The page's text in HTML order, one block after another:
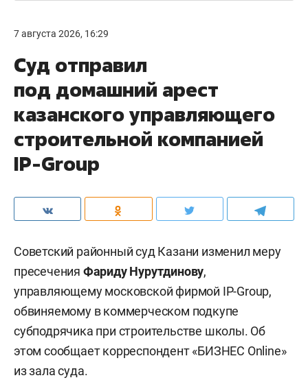
7 августа 2026, 16:29
Суд отправил
под домашний арест
казанского управляющего
строительной компанией
IP-Group
Советский районный суд Казани изменил меру
пресечения Фариду Нурутдинову,
управляющему московской фирмой IP-Group,
обвиняемому в коммерческом подкупе
субподрячика при строительстве школы. Об
этом сообщает корреспондент «БИЗНЕС Online»
из зала суда.